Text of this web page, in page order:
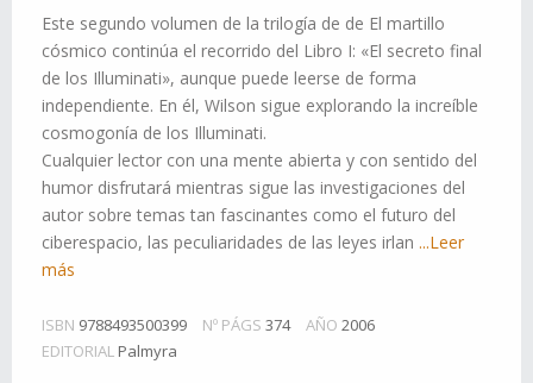
Este segundo volumen de la trilogía de de El martillo
cósmico continúa el recorrido del Libro I: «El secreto final
de los Illuminati», aunque puede leerse de forma
independiente. En él, Wilson sigue explorando la increíble
cosmogonía de los Illuminati.
Cualquier lector con una mente abierta y con sentido del
humor disfrutará mientras sigue las investigaciones del
autor sobre temas tan fascinantes como el futuro del
ciberespacio, las peculiaridades de las leyes irlan ...Leer
más
ISBN 9788493500399 Nº PÁGS 374 AÑO 2006
EDITORIAL Palmyra